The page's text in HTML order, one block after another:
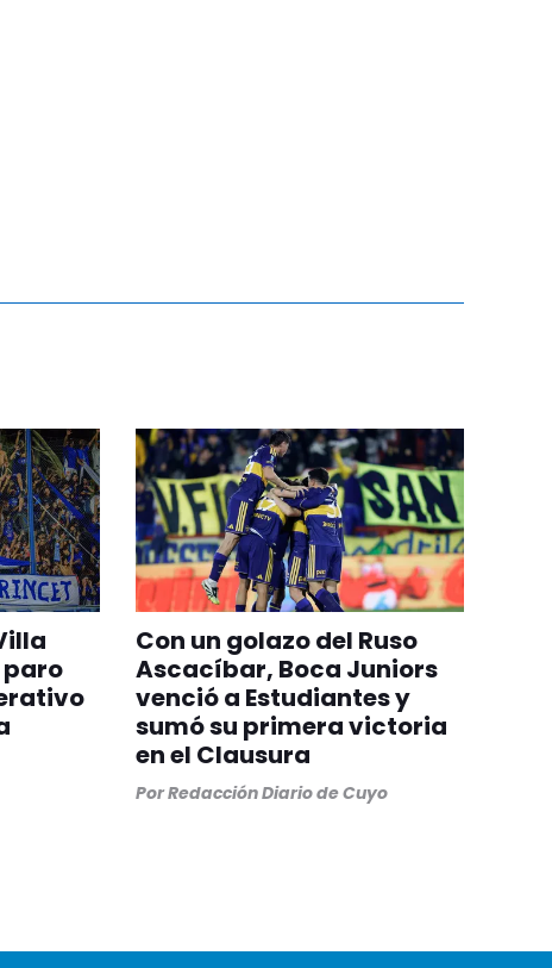
paro
Con un golazo del Ruso
Ascacíbar, Boca Juniors
venció a Estudiantes y
sumó su primera victoria
en el Clausura
PorRedacción Diario de Cuyo